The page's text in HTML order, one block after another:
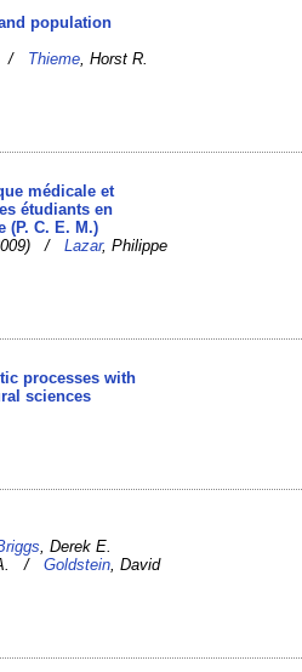
population
/ Thieme , Horst R.
médicale et
étudiants en
(P. C. E. M.)
2009) /Lazar, Philippe
processes with
sciences
, Derek E.
A. /Goldstein , David